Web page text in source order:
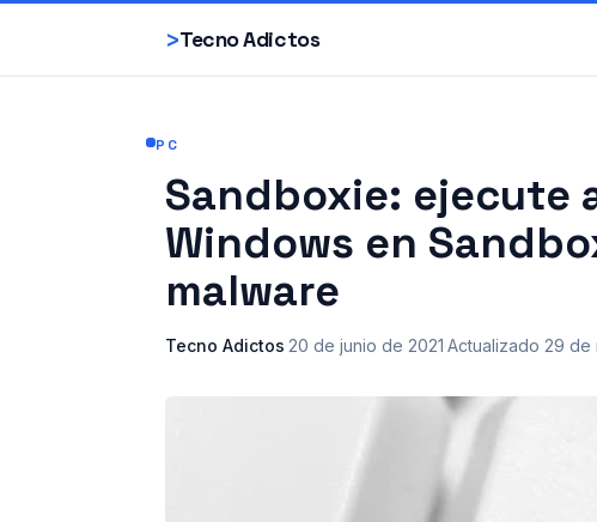
>Tecno Adictos
PC
Sandboxie: ejecute
Windows en
malware
Tecno Adictos·20 de junio de 2021·Actualizado 29 de